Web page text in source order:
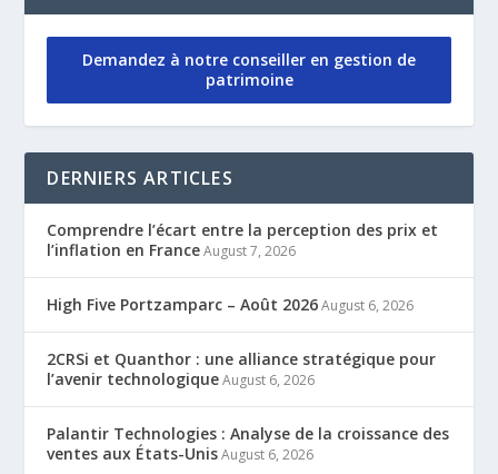
Demandez à notre conseiller en gestion de
patrimoine
DERNIERS ARTICLES
Comprendre l’écart entre la perception des prix et
l’inflation en France August 7, 2026
High Five Portzamparc – Août 2026 August 6, 2026
2CRSi et Quanthor : une alliance stratégique pour
l’avenir technologique August 6, 2026
Palantir Technologies : Analyse de la croissance des
ventes aux États-Unis August 6, 2026